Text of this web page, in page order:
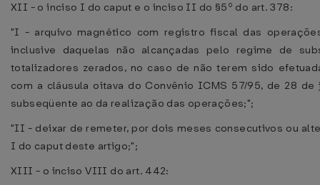
XII - o inciso I do caput e o inciso II do §5º do art. 378:
"I - arquivo magnético com registro fiscal das
inclusive daquelas não alcançadas pelo regime de
totalizadores zerados, no caso de não terem sido
com a cláusula oitava do Convênio ICMS 57/95, de 28
subseqüente ao da realização das operações;";
"II - deixar de remeter, por dois meses consecutivos ou
I do caput deste artigo;";
XIII - o inciso VIII do art. 442: